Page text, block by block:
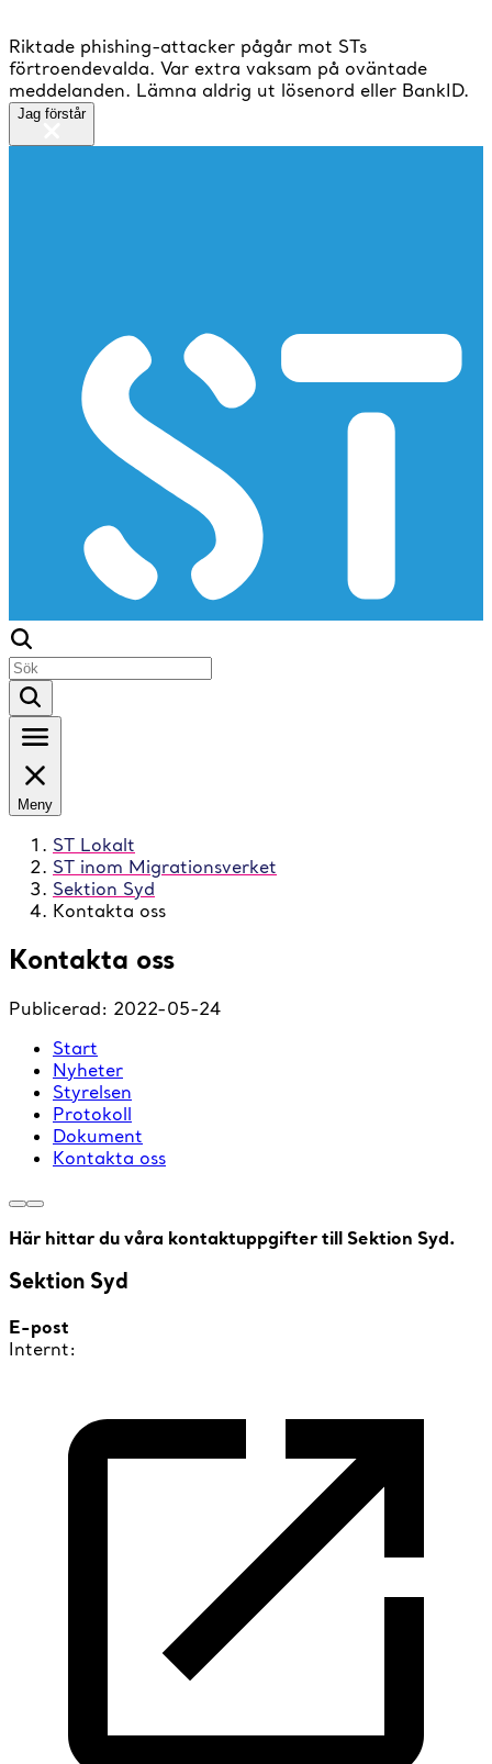
Riktade phishing-attacker pågår mot STs
förtroendevalda. Var extra vaksam på oväntade
meddelanden. Lämna aldrig ut lösenord eller BankID.
Jag förstår
Meny
ST Lokalt
ST inom Migrationsverket
Sektion Syd
Kontakta oss
Kontakta oss
Publicerad: 2022-05-24
Start
Nyheter
Styrelsen
Protokoll
Dokument
Kontakta oss
Här hittar du våra kontaktuppgifter till Sektion Syd.
Sektion Syd
E-post
Internt: